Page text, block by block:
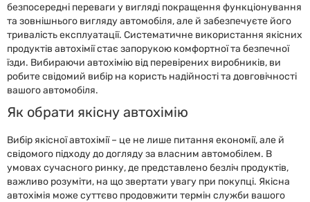
безпосередні переваги у вигляді покращення функціонування
та зовнішнього вигляду автомобіля, але й забезпечуєте його
тривалість експлуатації. Систематичне використання якісних
продуктів автохімії стає запорукою комфортної та безпечної
їзди. Вибираючи автохімію від перевірених виробників, ви
робите свідомий вибір на користь надійності та довговічності
вашого автомобіля.
Як обрати якісну автохімію
Вибір якісної автохімії – це не лише питання економії, але й
свідомого підходу до догляду за власним автомобілем. В
умовах сучасного ринку, де представлено безліч продуктів,
важливо розуміти, на що звертати увагу при покупці. Якісна
автохімія може суттєво продовжити термін служби вашого